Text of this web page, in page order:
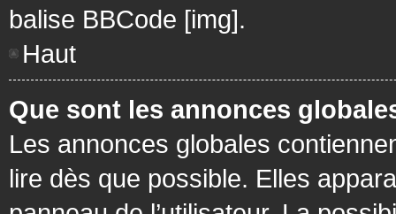
balise BBCode [img].
Haut
Que sont les annonces
Les annonces globales
lire dès que possible. Elles